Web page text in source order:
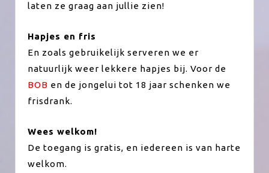
laten ze graag aan jullie zien!
Hapjes en fris
En zoals gebruikelijk serveren we er
natuurlijk weer lekkere hapjes bij. Voor de
BOB en de jongelui tot 18 jaar schenken we
frisdrank.
Wees welkom!
De toegang is gratis, en iedereen is van harte
welkom.